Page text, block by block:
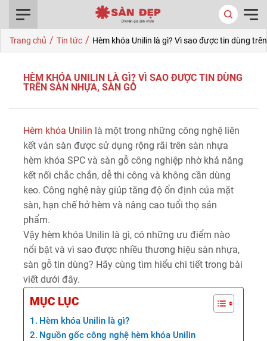
Trang chủ / Tin tức / Hèm khóa Unilin là gì? Vì sao được tin dùng
HÈM KHÓA UNILIN LÀ GÌ? VÌ SAO ĐƯỢC TIN DÙNG
TRÊN SÀN NHỰA, SÀN GỖ
Hèm khóa Unilin là một trong những công nghệ liên
kết ván sàn được sử dụng rộng rãi trên sàn nhựa
hèm khóa SPC và sàn gỗ công nghiệp nhờ khả năng
kết nối chắc chắn, dễ thi công và không cần dùng
keo. Công nghệ này giúp tăng độ ổn định của mặt
sàn, hạn chế hở hèm và nâng cao tuổi thọ sản
phẩm.
Vậy hèm khóa Unilin là gì, có những ưu điểm nào
nổi bật và vì sao được nhiều thương hiệu sàn nhựa,
sàn gỗ tin dùng? Hãy cùng tìm hiểu chi tiết trong bài
viết dưới đây.
MỤC LỤC
Hèm khóa Unilin là gì?
Nguồn gốc công nghệ hèm khóa Unilin